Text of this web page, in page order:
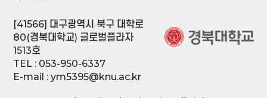
[41566] 대구광역시 북구 대학로
80(경북대학교) 글로벌플라자
1513호
TEL : 053-950-6337
E-mail : ym5395@knu.ac.kr